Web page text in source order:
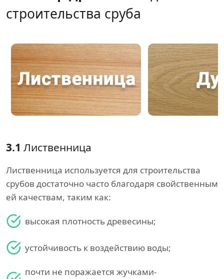
строительства сруба
3.1 Лиственница
Лиственница используется для строительства
срубов достаточно часто благодаря свойственным
ей качествам, таким как:
высокая плотность древесины;
устойчивость к воздействию воды;
почти не поражается жучками-